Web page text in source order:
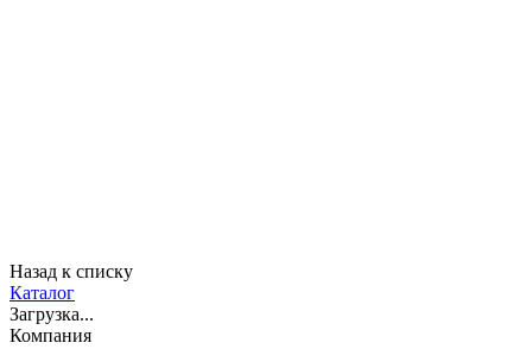
Назад к списку
Каталог
Загрузка...
Компания